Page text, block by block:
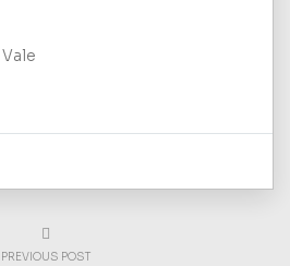
PREVIOUS POST